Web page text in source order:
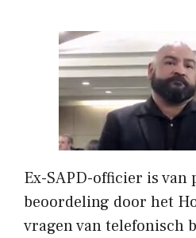
Ex-SAPD-officier is van
beoordeling door het
vragen van telefonisch